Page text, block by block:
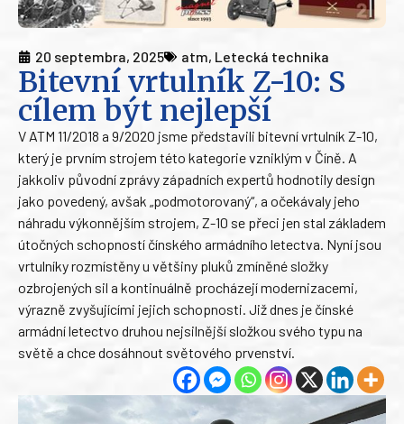
20 septembra, 2025 atm, Letecká technika
Bitevní vrtulník Z-10: S
cílem být nejlepší
V ATM 11/2018 a 9/2020 jsme představili bitevní vrtulník Z-10,
který je prvním strojem této kategorie vzniklým v Číně. A
jakkoliv původní zprávy západních expertů hodnotily design
jako povedený, avšak „podmotorovaný“, a očekávaly jeho
náhradu výkonnějším strojem, Z-10 se přeci jen stal základem
útočných schopností čínského armádního letectva. Nyní jsou
vrtulníky rozmístěny u většiny pluků zmíněné složky
ozbrojených sil a kontinuálně procházejí modernizacemi,
výrazně zvyšujícími jejich schopnosti. Již dnes je čínské
armádní letectvo druhou nejsilnější složkou svého typu na
světě a chce dosáhnout světového prvenství.